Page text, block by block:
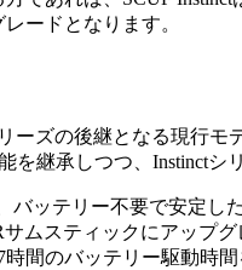
ードとなります。
ーズの後継となる現行
継承しつつ、Instinctシ
バッテリー不要で安定
サムスティックにアップ
間のバッテリー駆動時